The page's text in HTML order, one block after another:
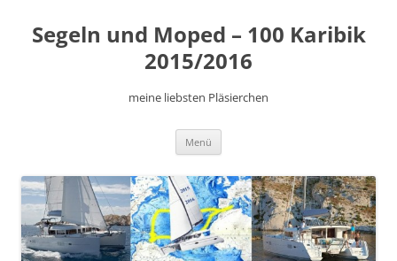
springen
Segeln und Moped – 100 Karibik
2015/2016
meine liebsten Pläsierchen
Menü